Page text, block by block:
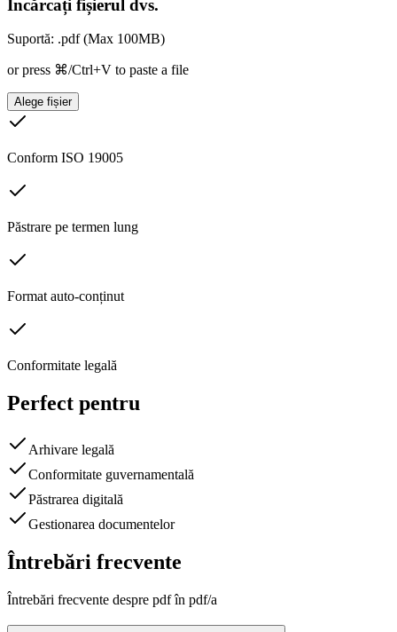
Încărcați fișierul dvs.
Suportă: .pdf (Max 100MB)
or press ⌘/Ctrl+V to paste a file
Alege fișier
Conform ISO 19005
Păstrare pe termen lung
Format auto-conținut
Conformitate legală
Perfect pentru
Arhivare legală
Conformitate guvernamentală
Păstrarea digitală
Gestionarea documentelor
Întrebări frecvente
Întrebări frecvente despre pdf în pdf/a